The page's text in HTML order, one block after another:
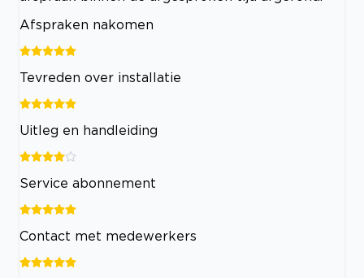
Afspraken nakomen
Tevreden over installatie
Uitleg en handleiding
Service abonnement
Contact met medewerkers